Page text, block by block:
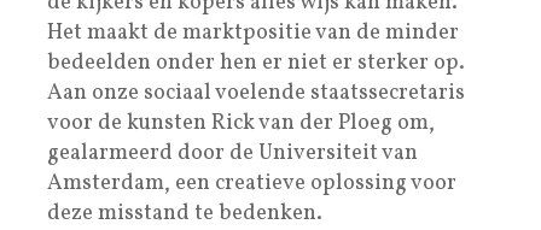
Het maakt de marktpositie van de minder
bedeelden onder hen er niet er sterker op.
Aan onze sociaal voelende staatssecretaris
voor de kunsten Rick van der Ploeg om,
gealarmeerd door de Universiteit van
Amsterdam, een creatieve oplossing voor
deze misstand te bedenken.